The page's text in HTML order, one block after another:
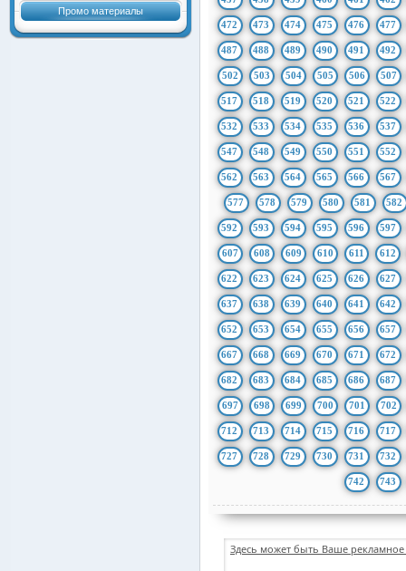
Промо материалы
472 473 474 475 476 477
487 488 489 490 491 492
502 503 504 505 506 507
517 518 519 520 521 522
532 533 534 535 536 537
547 548 549 550 551 552
562 563 564 565 566 567
577 578 579 580 581 582
592 593 594 595 596 597
607 608 609 610 611 612
622 623 624 625 626 627
637 638 639 640 641 642
652 653 654 655 656 657
667 668 669 670 671 672
682 683 684 685 686 687
697 698 699 700 701 702
712 713 714 715 716 717
727 728 729 730 731 732
742 743
Здесь может быть Ваше